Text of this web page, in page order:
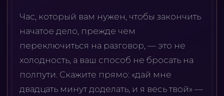
Час, который вам нужен, чтобы закончить
начатое дело, прежде чем
переключиться на разговор, — это не
холодность, а ваш способ не бросать на
полпути. Скажите прямо: «дай мне
двадцать минут доделать, и я весь твой» —